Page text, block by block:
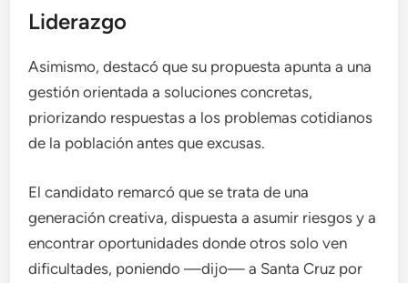
Liderazgo
Asimismo, destacó que su propuesta apunta a una
gestión orientada a soluciones concretas,
priorizando respuestas a los problemas cotidianos
de la población antes que excusas.
El candidato remarcó que se trata de una
generación creativa, dispuesta a asumir riesgos y a
encontrar oportunidades donde otros solo ven
dificultades, poniendo —dijo— a Santa Cruz por